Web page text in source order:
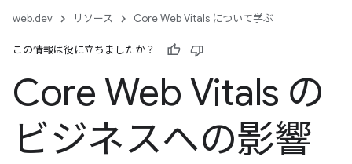
web.dev リソース Core Web Vitals について学ぶ
この情報は役に立ちましたか？
Core Web Vitals の
ビジネスへの影響